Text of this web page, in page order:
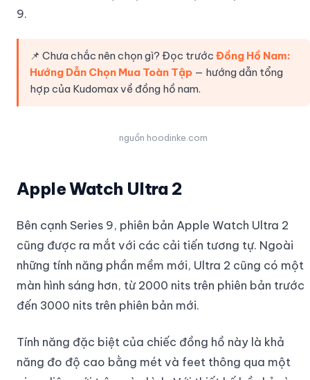
9.
📌 Chưa chắc nên chọn gì? Đọc trước Đồng Hồ Nam:
Hướng Dẫn Chọn Mua Toàn Tập — hướng dẫn tổng
hợp của Kudomax về đồng hồ nam.
nguồn hoodinke.com
Apple Watch Ultra 2
Bên cạnh Series 9, phiên bản Apple Watch Ultra 2
cũng được ra mắt với các cải tiến tương tự. Ngoài
những tính năng phần mềm mới, Ultra 2 cũng có một
màn hình sáng hơn, từ 2000 nits trên phiên bản trước
đến 3000 nits trên phiên bản mới.
Tính năng đặc biệt của chiếc đồng hồ này là khả
năng đo độ cao bằng mét và feet thông qua một